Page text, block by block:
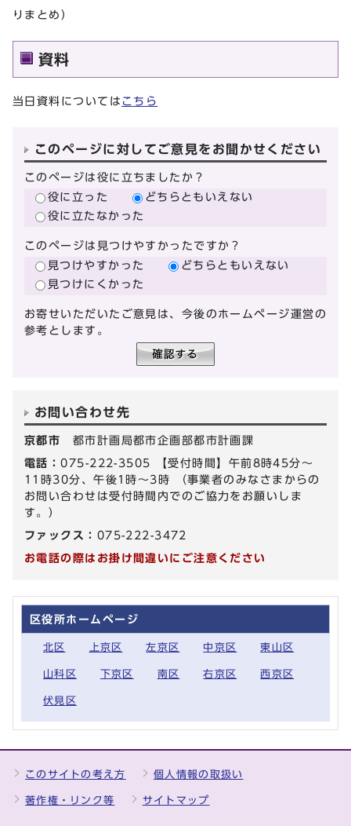
りまとめ）
資料
当日資料については こちら
このページに対してご意見をお聞かせください
このページは役に立ちましたか？
役に立った
どちらともいえない
役に立たなかった
このページは見つけやすかったですか？
見つけやすかった
どちらともいえない
見つけにくかった
お寄せいただいたご意見は、今後のホームページ運営の
参考とします。
お問い合わせ先
京都市 都市計画局都市企画部都市計画課
電話：075-222-3505 【受付時間】午前8時45分～
11時30分、午後1時～3時 （事業者のみなさまからの
お問い合わせは受付時間内でのご協力をお願いしま
す。）
ファックス： 075-222-3472
お電話の際はお掛け間違いにご注意ください
区役所ホームページ
北区 上京区 左京区 中京区 東山区
山科区 下京区 南区 右京区 西京区
伏見区
このサイトの考え方 個人情報の取扱い
著作権・リンク等 サイトマップ